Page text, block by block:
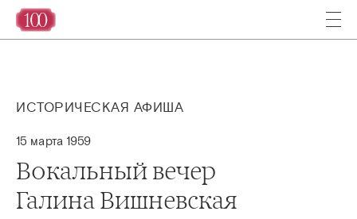
ИСТОРИЧЕСКАЯ АФИША
15 марта 1959
Вокальный вечер
Галина Вишневская